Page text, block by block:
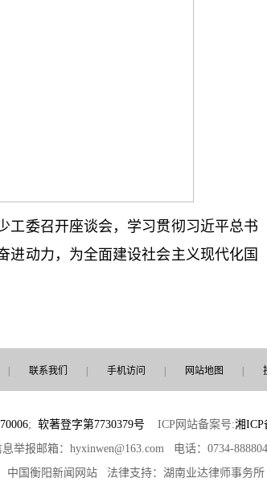
工委召开座谈会，学习贯彻习近平总书
进动力，为全面建设社会主义现代化国
联系我们 手机访问 网站地图
; 软著登字第7730379号 ICP网站备案号:湘ICP
报邮箱：hyxinwen@163.com 电话：0734-
中国衡阳新闻网站 法律支持：湖南业达律师事务